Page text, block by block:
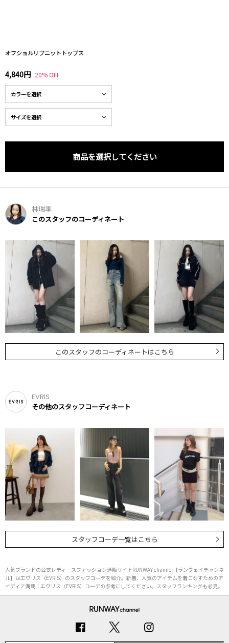
オフショルリブニットトップス
4,840円 20% OFF
商品を選択してください
林瑞季
このスタッフのコーディネート
このスタッフのコーディネートはこちら
EVRIS
その他のスタッフコーディネート
スタッフコーデ一覧はこちら
人気ブランドの公式レディースファッション通販サイトRUNWAY channel【ランウェイチャンネ
ル】はエヴリス（EVRIS）のスタッフコーデを紹介。新着、人気のアイテムを着こなすためのア
イディア満載！エヴリス（EVRIS）コーデの参考にしてください。スタッフランキングも必見。